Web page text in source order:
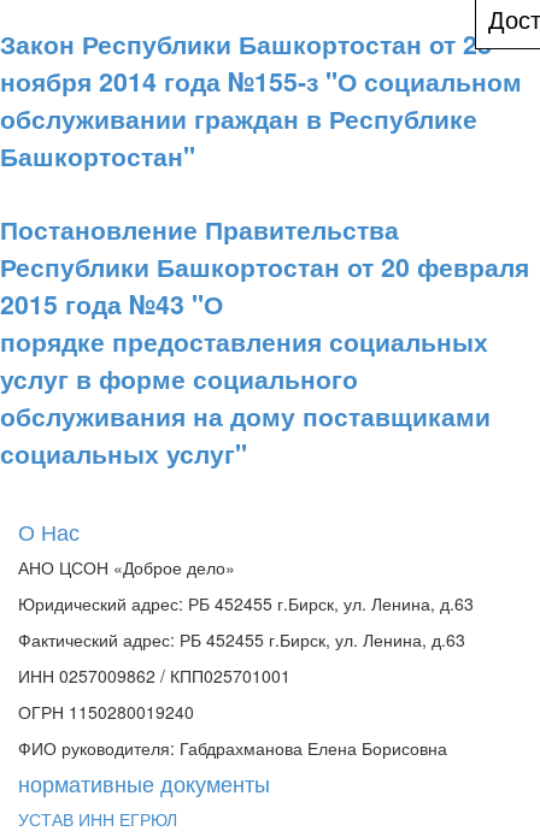
Закон Республики Башкортостан от 28
ноября 2014 года №155-з "О социальном
обслуживании граждан в Республике
Башкортостан"
Постановление Правительства
Республики Башкортостан от 20 февраля
2015 года №43 "О
порядке предоставления социальных
услуг в форме социального
обслуживания на дому поставщиками
социальных услуг"
О Нас
АНО ЦСОН «Доброе дело»
Юридический адрес: РБ 452455 г.Бирск, ул. Ленина, д.63
Фактический адрес: РБ 452455 г.Бирск, ул. Ленина, д.63
ИНН 0257009862 / КПП025701001
ОГРН 1150280019240
ФИО руководителя: Габдрахманова Елена Борисовна
нормативные документы
УСТАВ ИНН ЕГРЮЛ